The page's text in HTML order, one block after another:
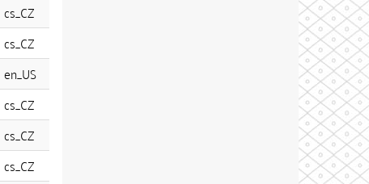
cs_CZ
cs_CZ
en_US
cs_CZ
cs_CZ
cs_CZ